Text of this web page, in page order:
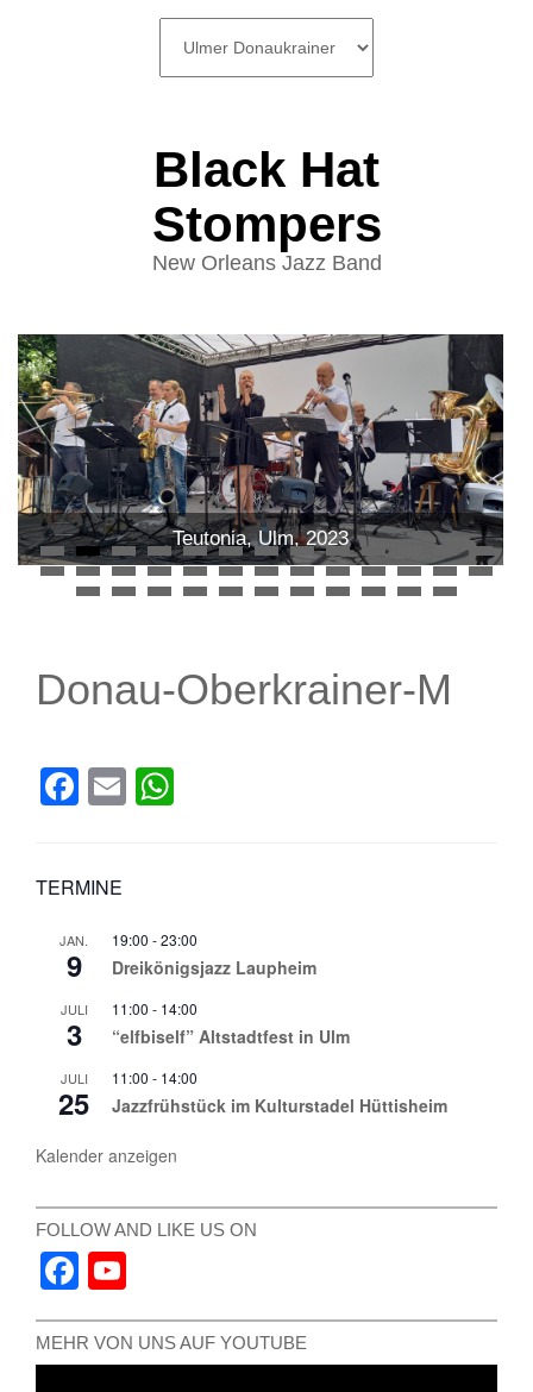
Black Hat
Stompers
New Orleans Jazz Band
Teutonia, Ulm, 2023
Donau-Oberkrainer-M
Facebook
Email
TERMINE
JAN.
9
19:00 -23:00
Dreikönigsjazz Laupheim
JULI
3
11:00 - 14:00
“elfbiself” Altstadtfest in Ulm
JULI
25
11:00 - 14:00
Jazzfrühstück im Kulturstadel Hüttisheim
Kalender anzeigen
FOLLOW AND LIKE US ON
Facebook
Channel
MEHR VON UNS AUF YOUTUBE